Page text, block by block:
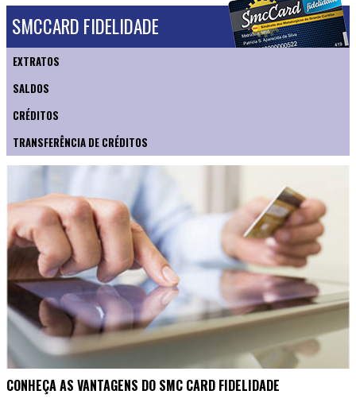
SMCCARD FIDELIDADE
EXTRATOS
SALDOS
CRÉDITOS
TRANSFERÊNCIA DE CRÉDITOS
CONHEÇA AS VANTAGENS DO SMC CARD FIDELIDADE